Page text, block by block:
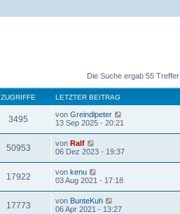
Die Suche ergab 55 Treffer
ZUGRIFFE LETZTER BEITRAG
3495 von Greindlpeter
13 Sep 2025 - 20:21
50953 von Ralf
06 Dez 2023 - 19:37
17922 von kenu
03 Aug 2021 - 17:18
17773 von BunteKuh
06 Apr 2021 - 13:27